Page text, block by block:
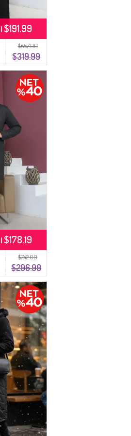
$857.00
$319.99
$191.99
$742.00
$296.99
$178.19